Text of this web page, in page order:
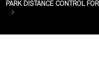
PARK DISTANCE CONTROL